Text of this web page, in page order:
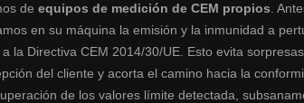
de equipos de medición de CEM propios .
en su máquina la emisión y la inmunidad a
la Directiva CEM 2014/30/UE. Esto evita
del cliente y acorta el camino hacia la
de los valores límite detectada,